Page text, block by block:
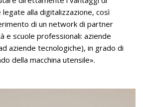
alla digitalizzazione, così
di un network di partner
e scuole professionali: aziende
aziende tecnologiche), in grado di
della macchina utensile».